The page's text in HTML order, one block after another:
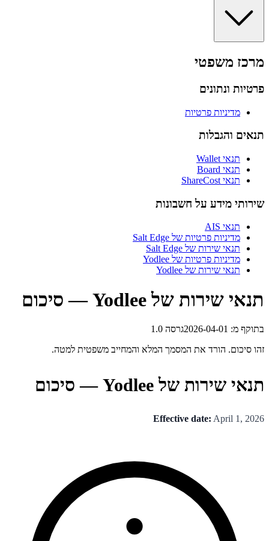
מרכז משפטי
פרטיות ונתונים
מדיניות פרטיות
תנאים והגבלות
תנאי Wallet
תנאי Board
תנאי ShareCost
שירותי מידע על חשבונות
תנאי AIS
מדיניות פרטיות של Salt Edge
תנאי שירות של Salt Edge
מדיניות פרטיות של Yodlee
תנאי שירות של Yodlee
תנאי שירות של Yodlee — סיכום
בתוקף מ:
2026-04-01גרסה 1.0
זהו סיכום. הורד את המסמך המלא והמחייב משפטית למטה.
תנאי שירות של Yodlee — סיכום
Effective date: April 1, 2026